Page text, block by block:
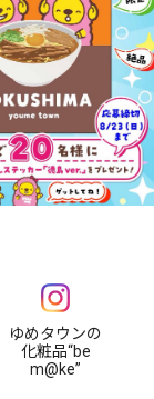
ゆめタウンの
化粧品“be
m@ke”